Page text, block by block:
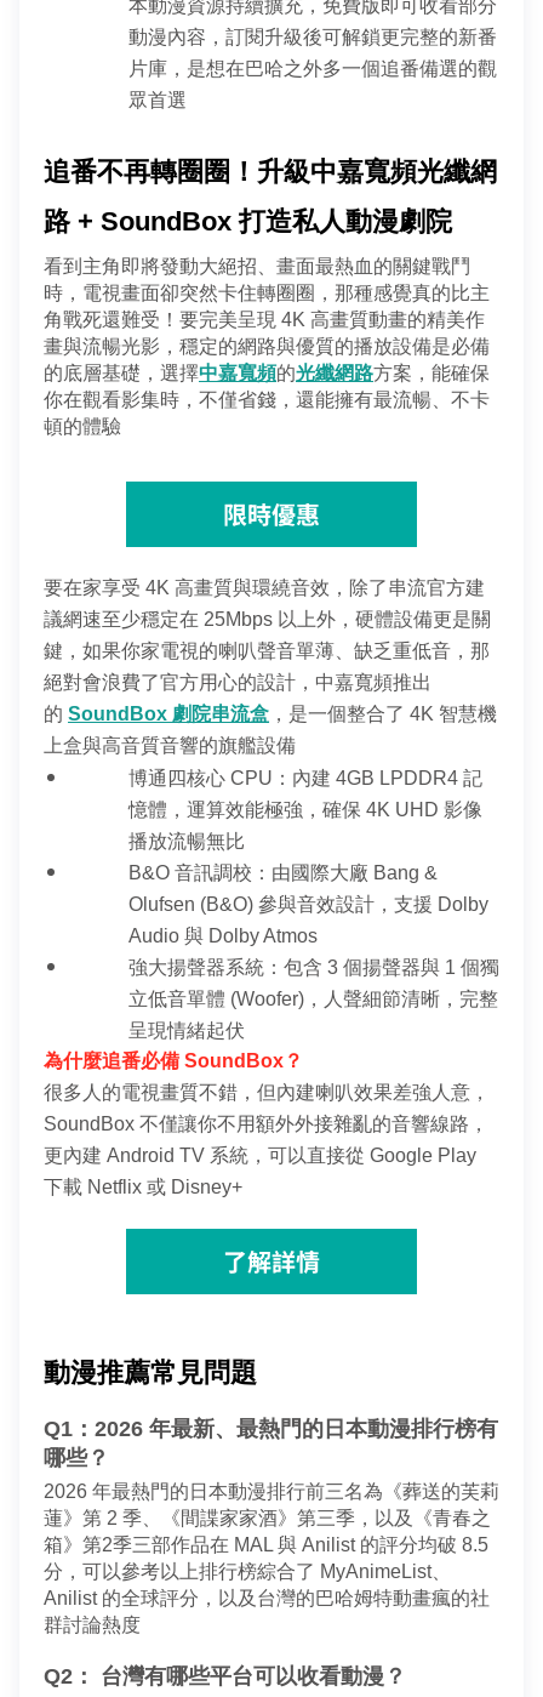
本動漫資源持續擴充，免費版即可收看部分
動漫內容，訂閱升級後可解鎖更完整的新番
片庫，是想在巴哈之外多一個追番備選的觀
眾首選
追番不再轉圈圈！升級中嘉寬頻光纖網
路 + SoundBox 打造私人動漫劇院
看到主角即將發動大絕招、畫面最熱血的關鍵戰鬥
時，電視畫面卻突然卡住轉圈圈，那種感覺真的比主
角戰死還難受！要完美呈現 4K 高畫質動畫的精美作
畫與流暢光影，穩定的網路與優質的播放設備是必備
的底層基礎，選擇中嘉寬頻的光纖網路方案，能確保
你在觀看影集時，不僅省錢，還能擁有最流暢、不卡
頓的體驗
限時優惠
要在家享受 4K 高畫質與環繞音效，除了串流官方建
議網速至少穩定在 25Mbps 以上外，硬體設備更是關
鍵，如果你家電視的喇叭聲音單薄、缺乏重低音，那
絕對會浪費了官方用心的設計，中嘉寬頻推出
的 SoundBox 劇院串流盒 ，是一個整合了 4K 智慧機
上盒與高音質音響的旗艦設備
博通四核心 CPU：內建 4GB LPDDR4 記
憶體，運算效能極強，確保 4K UHD 影像
播放流暢無比
B&O 音訊調校：由國際大廠 Bang &
Olufsen (B&O) 參與音效設計，支援 Dolby
Audio 與 Dolby Atmos
強大揚聲器系統：包含 3 個揚聲器與 1 個獨
立低音單體 (Woofer)，人聲細節清晰，完整
呈現情緒起伏
為什麼追番必備 SoundBox？
很多人的電視畫質不錯，但內建喇叭效果差強人意，
SoundBox 不僅讓你不用額外外接雜亂的音響線路，
更內建 Android TV 系統，可以直接從 Google Play
下載 Netflix 或 Disney+
了解詳情
動漫推薦常見問題
Q1：2026 年最新、最熱門的日本動漫排行榜有
哪些？
2026 年最熱門的日本動漫排行前三名為《葬送的芙莉
蓮》第 2 季、《間諜家家酒》第三季，以及《青春之
箱》第2季三部作品在 MAL 與 Anilist 的評分均破 8.5
分，可以參考以上排行榜綜合了 MyAnimeList、
Anilist 的全球評分，以及台灣的巴哈姆特動畫瘋的社
群討論熱度
Q2： 台灣有哪些平台可以收看動漫？